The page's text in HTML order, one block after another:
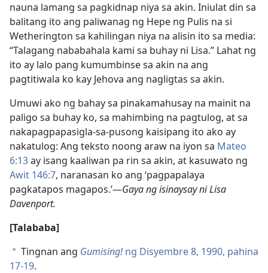
nauna lamang sa pagkidnap niya sa akin. Iniulat din sa
balitang ito ang paliwanag ng Hepe ng Pulis na si
Wetherington sa kahilingan niya na alisin ito sa media:
“Talagang nababahala kami sa buhay ni Lisa.” Lahat ng
ito ay lalo pang kumumbinse sa akin na ang
pagtitiwala ko kay Jehova ang nagligtas sa akin.
Umuwi ako ng bahay sa pinakamahusay na mainit na
paligo sa buhay ko, sa mahimbing na pagtulog, at sa
nakapagpapasigla-sa-pusong kaisipang ito ako ay
nakatulog: Ang teksto noong araw na iyon sa Mateo
6:13ay isang kaaliwan pa rin sa akin, at kasuwato ng
Awit 146:7, naranasan ko ang ‘pagpapalaya
pagkatapos magapos.’​—Gaya ng isinaysay ni Lisa
Davenport.
[Talababa]
a Tingnan ang Gumising!ng Disyembre 8, 1990, pahina
17-19.